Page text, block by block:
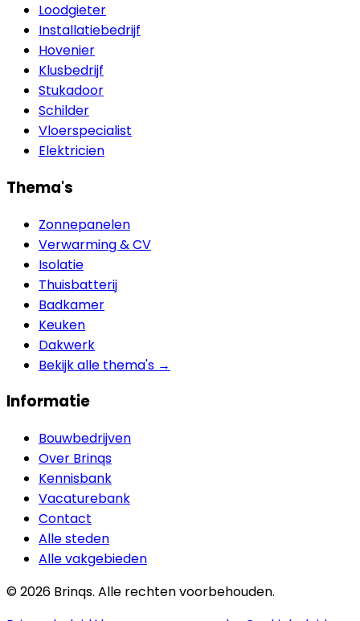
Loodgieter
Installatiebedrijf
Hovenier
Klusbedrijf
Stukadoor
Schilder
Vloerspecialist
Elektricien
Thema's
Zonnepanelen
Verwarming & CV
Isolatie
Thuisbatterij
Badkamer
Keuken
Dakwerk
Bekijk alle thema's →
Informatie
Bouwbedrijven
Over Brinqs
Kennisbank
Vacaturebank
Contact
Alle steden
Alle vakgebieden
©2026 Brinqs. Alle rechten voorbehouden.